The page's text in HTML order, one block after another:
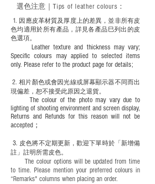
適合六歲以下兒童使用；六至十二歲兒童
必須由成年人陪同下使用並應小心處理。
1. ​ 因應皮革材質及厚度上的差異，並非所有皮
色均適用於所有產品，詳見各產品巳列出的皮
色選項。
Leather texture and thickness may vary;
Specific colours may applied to selected items
only. Please refer to the product page for details;
​2.相片顏色或會因光線或屏幕顯示器不同而出
現偏差，恕不接受此原因之退貨。
The colour of the photo may vary due to
lighting of shooting environment and screen display,
Returns and Refunds for this reason will not be
accepted；
3. 皮色將不定期更新，歡迎下單時於「新增備
註」註明 所需皮色。
The colour options will be updated from time
to time. Please mention your preferred colours in
“Remarks" columns when placing an order.
選色注意｜ Tips of leather colours ：